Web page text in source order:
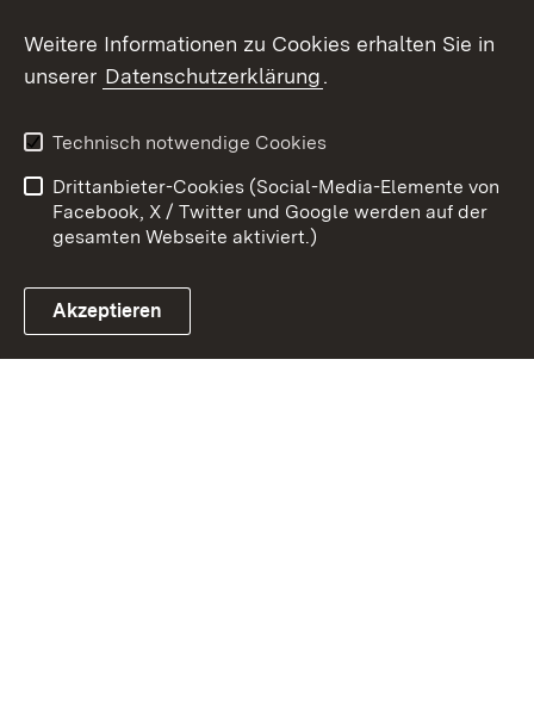
Link zum Landesportal
Datenschutz
Barrierefreiheit
Impressum
Cookies
Weitere Informationen zu Cookies erhalten Sie in
unserer Datenschutzerklärung.
Technisch notwendige Cookies
Drittanbieter-Cookies (Social-Media-Elemente von
Facebook, X / Twitter und Google werden auf der
gesamten Webseite aktiviert.)
Akzeptieren